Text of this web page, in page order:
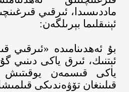
ماددىسىدا، ئىرقىي
ئېنىقلىما بېرىلگەن:
بۇ ئەھدىنامىدە «ئىرقىي
ئېتنىك، ئىرق ياكى دىنىي
ياكى قىسمەن يوقىتىش
قىلىنغان تۆۋەندىكى